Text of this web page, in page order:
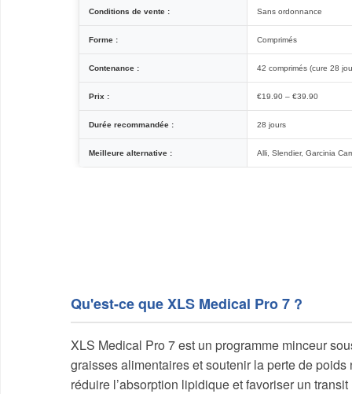
Conditions de vente : Sans ordonnance
Forme : Comprimés
Contenance : 42 comprimés (cure 28
Prix : €19.90 – €39.90
Durée recommandée : 28 jours
Meilleure alternative : Alli, Slendier, Garcinia
Qu'est-ce que XLS Medical Pro 7 ?
XLS Medical Pro 7 est un programme minceur
graisses alimentaires et soutenir la perte de
réduire l’absorption lipidique et favoriser un